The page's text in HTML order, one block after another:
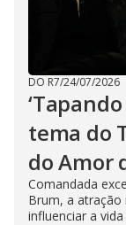
DO R7/24/07/2026
tema do
do Amor
Comandada
Brum, a
influenciar a